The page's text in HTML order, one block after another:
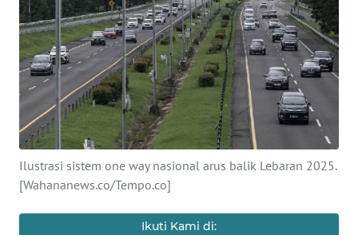
Ilustrasi sistem one way nasional arus balik Lebaran 2025.
[Wahananews.co/Tempo.co]
Ikuti Kami di:
KESEHATAN
INTERNASIONAL
SERBA-SERBI
PENDIDIKAN
OLAHRAGA